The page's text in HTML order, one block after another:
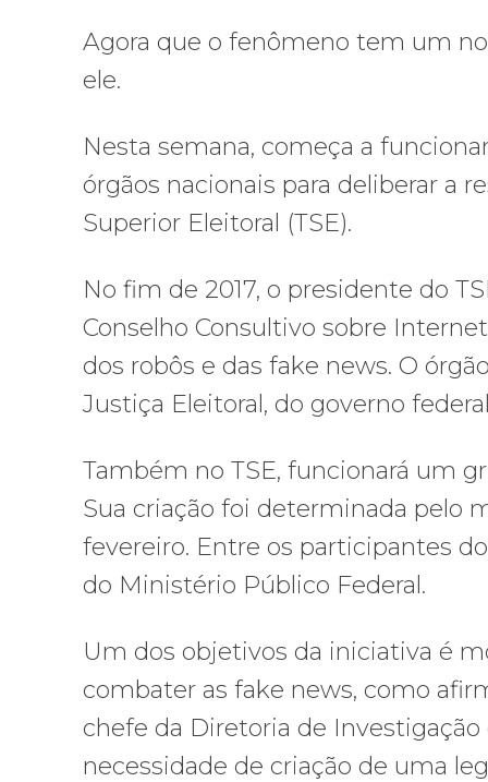
Agora que o fenômeno tem um
ele.
Nesta semana, começa a
órgãos nacionais para deliberar a
Superior Eleitoral (TSE).
No fim de 2017, o presidente do
Conselho Consultivo sobre
dos robôs e das fake news. O
Justiça Eleitoral, do governo
Também no TSE, funcionará um
Sua criação foi determinada pelo
fevereiro. Entre os participantes
do Ministério Público Federal.
Um dos objetivos da iniciativa é
combater as fake news, como
chefe da Diretoria de Investigação
necessidade de criação de uma